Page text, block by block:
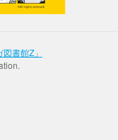
書館Z」